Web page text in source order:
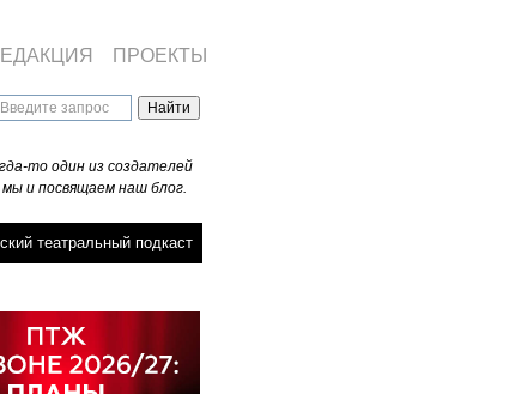
то один из создателей
и посвящаем наш блог.
театральный подкаст
ПРОЕКТЫ